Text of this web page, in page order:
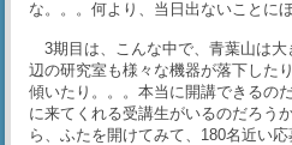
な。。。何より、当日出ないことに
3期目は、こんな中で、青葉山は
辺の研究室も様々な機器が落下した
傾いたり。。。本当に開講できるの
に来てくれる受講生がいるのだろう
ら、ふたを開けてみて、180名近い